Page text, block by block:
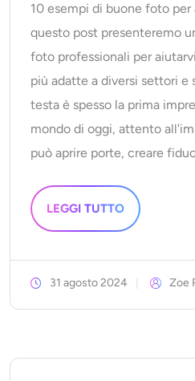
10 esempi di buone foto
questo post presenteremo
foto professionali per
più adatte a diversi settori e
testa è spesso la prima
mondo di oggi, attento
può aprire porte, creare
LEGGI TUTTO
31 agosto 2024 Zoe